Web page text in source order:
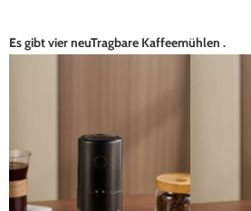
Es gibt vier neuTragbare Kaffeemühlen .